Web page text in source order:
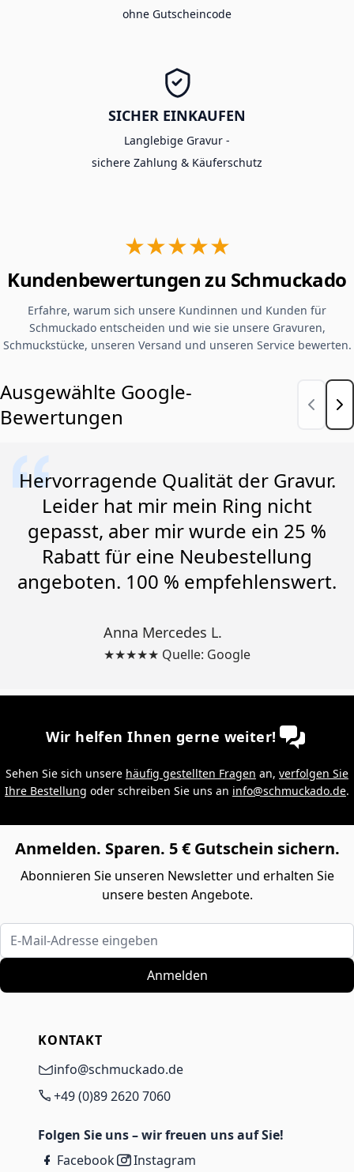
ohne Gutscheincode
SICHER EINKAUFEN
Langlebige Gravur -
sichere Zahlung & Käuferschutz
★★★★★
Kundenbewertungen zu Schmuckado
Erfahre, warum sich unsere Kundinnen und Kunden für
Schmuckado entscheiden und wie sie unsere Gravuren,
Schmuckstücke, unseren Versand und unseren Service bewerten.
Ausgewählte Google-
Bewertungen
Hervorragende Qualität der Gravur.
Leider hat mir mein Ring nicht
gepasst, aber mir wurde ein 25 %
Rabatt für eine Neubestellung
angeboten. 100 % empfehlenswert.
Anna Mercedes L.
★★★★★ Quelle: Google
Wir helfen Ihnen gerne weiter!
Sehen Sie sich unsere häufig gestellten Fragen an, verfolgen Sie
Ihre Bestellung oder schreiben Sie uns an info@schmuckado.de.
Anmelden. Sparen. 5 € Gutschein sichern.
Abonnieren Sie unseren Newsletter und erhalten Sie
unsere besten Angebote.
E-Mail-Adresse eingeben
Anmelden
KONTAKT
info@schmuckado.de
+49 (0)89 2620 7060
Folgen Sie uns – wir freuen uns auf Sie!
Facebook
Instagram